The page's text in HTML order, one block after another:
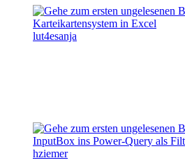
Karteikartensystem in Excel
lut4esanja
InputBox ins Power-Query als
hziemer